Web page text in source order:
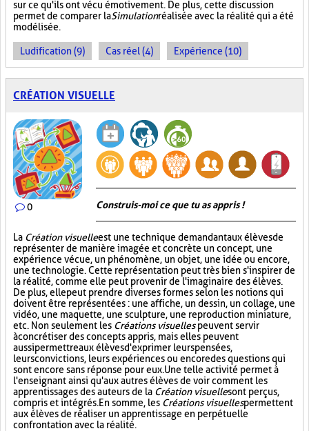
sur ce qu'ils ont vécu émotivement. De plus, cette discussion
permet de comparer laSimulationréalisée avec la réalité qui a été
modélisée.
Ludification (9) Cas réel (4) Expérience (10)
CRÉATION VISUELLE
0 Construis-moi ce que tu as appris !
La Création visuelleest une technique demandant aux élèves de
représenter de manière imagée et concrète un concept, une
expérience vécue, un phénomène, un objet, une idée ou encore,
une technologie. Cette représentation peut très bien s'inspirer de
la réalité, comme elle peut provenir de l'imaginaire des élèves.
De plus, elle peut prendre diverses formes selon les notions qui
doivent être représentées : une affiche, un dessin, un collage, une
vidéo, une maquette, une sculpture, une reproduction miniature,
etc. Non seulement les Créations visuellespeuvent servir
à concrétiser des concepts appris, mais elles peuvent
aussi permettre aux élèves d'exprimer leurs pensées,
leurs convictions, leurs expériences ou encore des questions qui
sont encore sans réponse pour eux. Une telle activité permet à
l'enseignant ainsi qu'aux autres élèves de voir comment les
apprentissages des auteurs de la Création visuellesont perçus,
compris et intégrés. En somme, les Créations visuellespermettent
aux élèves de réaliser un apprentissage en perpétuelle
confrontation avec la réalité.